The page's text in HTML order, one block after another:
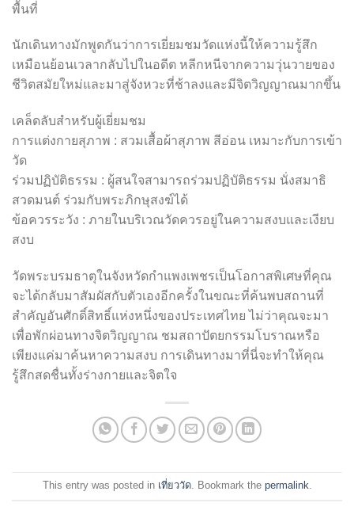
พื้นที่
นักเดินทางมักพูดกันว่าการเยี่ยมชมวัดแห่งนี้ให้ความรู้สึก
เหมือนย้อนเวลากลับไปในอดีต หลีกหนีจากความวุ่นวายของ
ชีวิตสมัยใหม่และมาสู่จังหวะที่ช้าลงและมีจิตวิญญาณมากขึ้น
เคล็ดลับสำหรับผู้เยี่ยมชม
การแต่งกายสุภาพ : สวมเสื้อผ้าสุภาพ สีอ่อน เหมาะกับการเข้า
วัด
ร่วมปฏิบัติธรรม : ผู้สนใจสามารถร่วมปฏิบัติธรรม นั่งสมาธิ
สวดมนต์ ร่วมกับพระภิกษุสงฆ์ได้
ข้อควรระวัง : ภายในบริเวณวัดควรอยู่ในความสงบและเงียบ
สงบ
วัดพระบรมธาตุในจังหวัดกำแพงเพชรเป็นโอกาสพิเศษที่คุณ
จะได้กลับมาสัมผัสกับตัวเองอีกครั้งในขณะที่ค้นพบสถานที่
สำคัญอันศักดิ์สิทธิ์แห่งหนึ่งของประเทศไทย ไม่ว่าคุณจะมา
เพื่อพักผ่อนทางจิตวิญญาณ ชมสถาปัตยกรรมโบราณหรือ
เพียงแค่มาค้นหาความสงบ การเดินทางมาที่นี่จะทำให้คุณ
รู้สึกสดชื่นทั้งร่างกายและจิตใจ
This entry was posted in เที่ยววัด. Bookmark the permalink.